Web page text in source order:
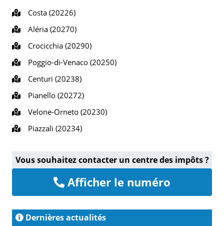
Costa (20226)
Aléria (20270)
Crocicchia (20290)
Poggio-di-Venaco (20250)
Centuri (20238)
Pianello (20272)
Velone-Orneto (20230)
Piazzali (20234)
Vous souhaitez contacter un centre des impôts ?
Afficher le numéro
Dernières actualités